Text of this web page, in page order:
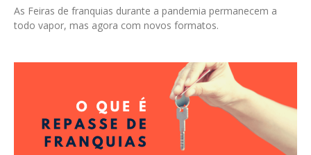
As Feiras de franquias durante a pandemia permanecem a
todo vapor, mas agora com novos formatos.